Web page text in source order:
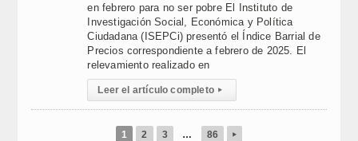
en febrero para no ser pobre El Instituto de
Investigación Social, Económica y Política
Ciudadana (ISEPCi) presentó el Índice Barrial de
Precios correspondiente a febrero de 2025. El
relevamiento realizado en
Leer el artículo completo ▸
1 2 3 … 86 ▸